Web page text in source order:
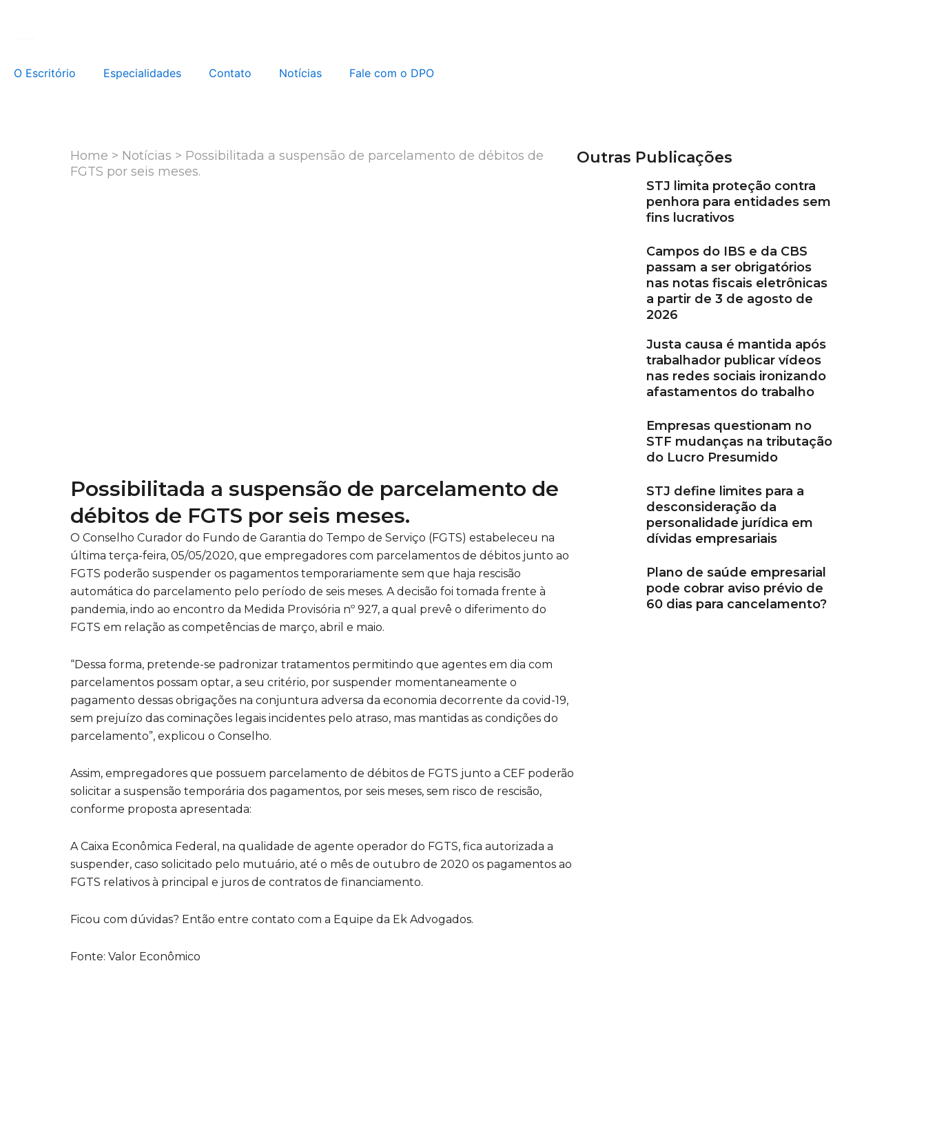
O Escritório
Especialidades Contato Notícias Fale com o DPO
Home > Notícias > Possibilitada a suspensão de parcelamento de débitos de
FGTS por seis meses.
Possibilitada a suspensão de parcelamento de
débitos de FGTS por seis meses.
O Conselho Curador do Fundo de Garantia do Tempo de Serviço (FGTS) estabeleceu na
última terça-feira, 05/05/2020, que empregadores com parcelamentos de débitos junto ao
FGTS poderão suspender os pagamentos temporariamente sem que haja rescisão
automática do parcelamento pelo período de seis meses. A decisão foi tomada frente à
pandemia, indo ao encontro da Medida Provisória nº 927, a qual prevê o diferimento do
FGTS em relação as competências de março, abril e maio.
“Dessa forma, pretende-se padronizar tratamentos permitindo que agentes em dia com
parcelamentos possam optar, a seu critério, por suspender momentaneamente o
pagamento dessas obrigações na conjuntura adversa da economia decorrente da covid-19,
sem prejuízo das cominações legais incidentes pelo atraso, mas mantidas as condições do
parcelamento”, explicou o Conselho.
Assim, empregadores que possuem parcelamento de débitos de FGTS junto a CEF poderão
solicitar a suspensão temporária dos pagamentos, por seis meses, sem risco de rescisão,
conforme proposta apresentada:
A Caixa Econômica Federal, na qualidade de agente operador do FGTS, fica autorizada a
suspender, caso solicitado pelo mutuário, até o mês de outubro de 2020 os pagamentos ao
FGTS relativos à principal e juros de contratos de financiamento.
Ficou com dúvidas? Então entre contato com a Equipe da Ek Advogados.
Fonte: Valor Econômico
Outras Publicações
STJ limita proteção contra
penhora para entidades sem
fins lucrativos
Campos do IBS e da CBS
passam a ser obrigatórios
nas notas fiscais eletrônicas
a partir de 3 de agosto de
2026
Justa causa é mantida após
trabalhador publicar vídeos
nas redes sociais ironizando
afastamentos do trabalho
Empresas questionam no
STF mudanças na tributação
do Lucro Presumido
STJ define limites para a
desconsideração da
personalidade jurídica em
dívidas empresariais
Plano de saúde empresarial
pode cobrar aviso prévio de
60 dias para cancelamento?